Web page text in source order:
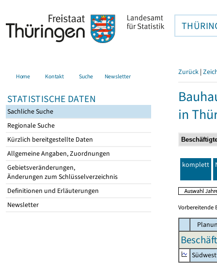
Home Kontakt Suche Newsletter
STATISTISCHE DATEN
Sachliche Suche
Regionale Suche
Kürzlich bereitgestellte Daten
Allgemeine Angaben, Zuordnungen
Gebietsveränderungen,
Änderungen zum Schlüsselverzeichnis
Definitionen und Erläuterungen
Newsletter
Zurück |
in
komplett
Vorbereitende